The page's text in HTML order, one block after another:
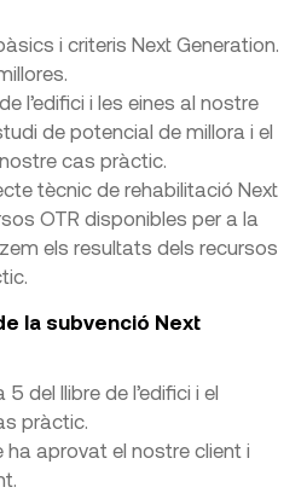
i criteris Next Generation.
l’edifici i les eines al nostre
de potencial de millora i el
cas pràctic.
tècnic de rehabilitació Next
OTR disponibles per a la
els resultats dels recursos
la subvenció Next
del llibre de l’edifici i el
pràctic.
ha aprovat el nostre client i